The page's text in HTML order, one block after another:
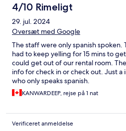
4/10 Rimeligt
29. jul. 2024
Oversæt med Google
The staff were only spanish spoken.
had to keep yelling for 15 mins to
could get out of our rental room.
info for check in or check out. Just
who only speaks spanish.
KANWARDEEP, rejse på 1 nat
Verificeret anmeldelse